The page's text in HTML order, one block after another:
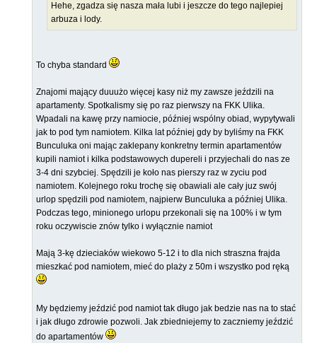
Hehe, zgadza się nasza mała lubi i jeszcze do tego najlepiej
arbuza i lody.
To chyba standard
Znajomi mający duuużo więcej kasy niż my zawsze jeździli na
apartamenty. Spotkalismy się po raz pierwszy na FKK Ulika.
Wpadali na kawę przy namiocie, później wspólny obiad, wypytywali
jak to pod tym namiotem. Kilka lat później gdy by byliśmy na FKK
Bunculuka oni mając zaklepany konkretny termin apartamentów
kupili namiot i kilka podstawowych dupereli i przyjechali do nas ze
3-4 dni szybciej. Spędzili je koło nas pierszy raz w zyciu pod
namiotem. Kolejnego roku trochę się obawiali ale cały juz swój
urlop spędzili pod namiotem, najpierw Bunculuka a później Ulika.
Podczas tego, minionego urlopu przekonali się na 100% i w tym
roku oczywiscie znów tylko i wyłącznie namiot
Mają 3-kę dzieciaków wiekowo 5-12 i to dla nich straszna frajda
mieszkać pod namiotem, mieć do plaży z 50m i wszystko pod ręką
My będziemy jeździć pod namiot tak długo jak bedzie nas na to stać
i jak długo zdrowie pozwoli. Jak zbiedniejemy to zaczniemy jeździć
do apartamentów